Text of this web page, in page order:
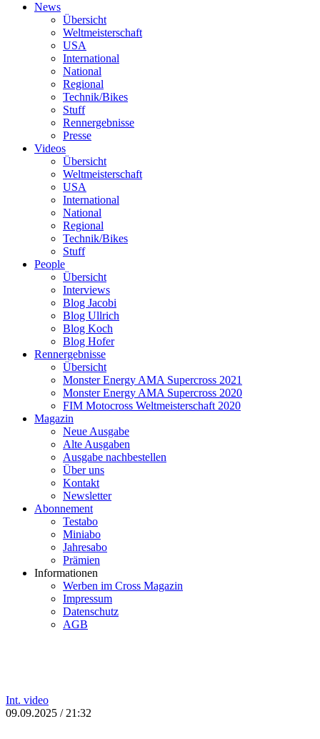
News
Übersicht
Weltmeisterschaft
USA
International
National
Regional
Technik/Bikes
Stuff
Rennergebnisse
Presse
Videos
Übersicht
Weltmeisterschaft
USA
International
National
Regional
Technik/Bikes
Stuff
People
Übersicht
Interviews
Blog Jacobi
Blog Ullrich
Blog Koch
Blog Hofer
Rennergebnisse
Übersicht
Monster Energy AMA Supercross 2021
Monster Energy AMA Supercross 2020
FIM Motocross Weltmeisterschaft 2020
Magazin
Neue Ausgabe
Alte Ausgaben
Ausgabe nachbestellen
Über uns
Kontakt
Newsletter
Abonnement
Testabo
Miniabo
Jahresabo
Prämien
Informationen
Werben im Cross Magazin
Impressum
Datenschutz
AGB
Int. video
09.09.2025 / 21:32